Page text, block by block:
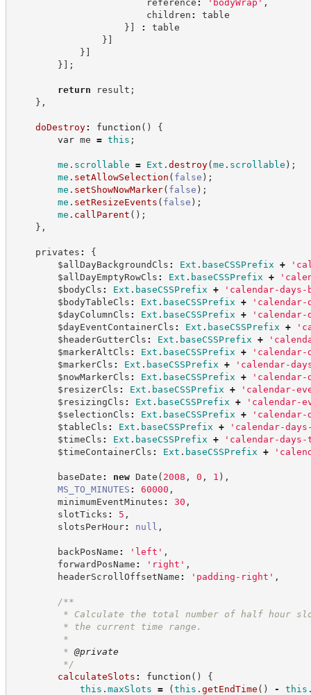
reference : ' bodyWrap ' ,
children :
table
} ] :
table
} ]
} ]
} ] ;
return result ;
} ,
doDestroy: function ( )
{
var me = this ;
me . scrollable = Ext . destroy(me . scrollable ) ;
me . setAllowSelection ( false ) ;
me . setShowNowMarker( false ) ;
me . setResizeEvents ( false ) ;
me . callParent ( ) ;
} ,
privates :
{
$allDayBackgroundCls : Ext . baseCSSPrefix + '
$allDayEmptyRowCls : Ext . baseCSSPrefix + '
$bodyCls : Ext . baseCSSPrefix + ' calendar-days-
$bodyTableCls : Ext . baseCSSPrefix + ' calendar-
$dayColumnCls : Ext . baseCSSPrefix + ' calendar-
$dayEventContainerCls : Ext . baseCSSPrefix + '
$headerGutterCls : Ext . baseCSSPrefix + '
$markerAltCls : Ext . baseCSSPrefix + ' calendar-
$markerCls : Ext . baseCSSPrefix + ' calendar-
$nowMarkerCls : Ext . baseCSSPrefix + ' calendar-
$resizerCls : Ext . baseCSSPrefix + ' calendar-
$resizingCls : Ext . baseCSSPrefix + ' calendar-
$selectionCls : Ext . baseCSSPrefix + ' calendar-
$tableCls : Ext . baseCSSPrefix + ' calendar-
$timeCls : Ext . baseCSSPrefix + ' calendar-days-
$timeContainerCls : Ext . baseCSSPrefix + '
baseDate : new Date ( 2008 , 0 , 1 ) ,
MS_TO_MINUTES : 60000 ,
minimumEventMinutes : 30 ,
slotTicks : 5 ,
slotsPerHour: null ,
backPosName : ' left ' ,
forwardPosName : ' right ' ,
headerScrollOffsetName : ' padding-right ' ,
/**
* Calculate the total number of half hour
* the current time range.
*
* @private
*/
calculateSlots : function ( )
{
this . maxSlots = (this . getEndTime ( ) - this